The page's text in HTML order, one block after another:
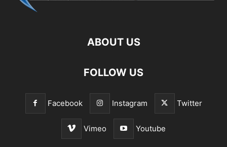
ABOUT US
FOLLOW US
Facebook Instagram Twitter
Vimeo Youtube